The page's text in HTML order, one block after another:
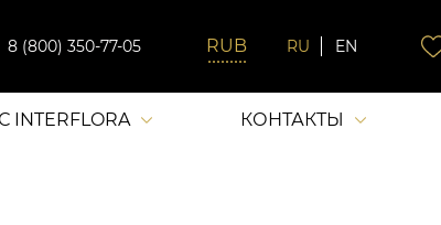
8 (800) 350-77-05 RU EN
INTERFLORA КОНТАКТЫ